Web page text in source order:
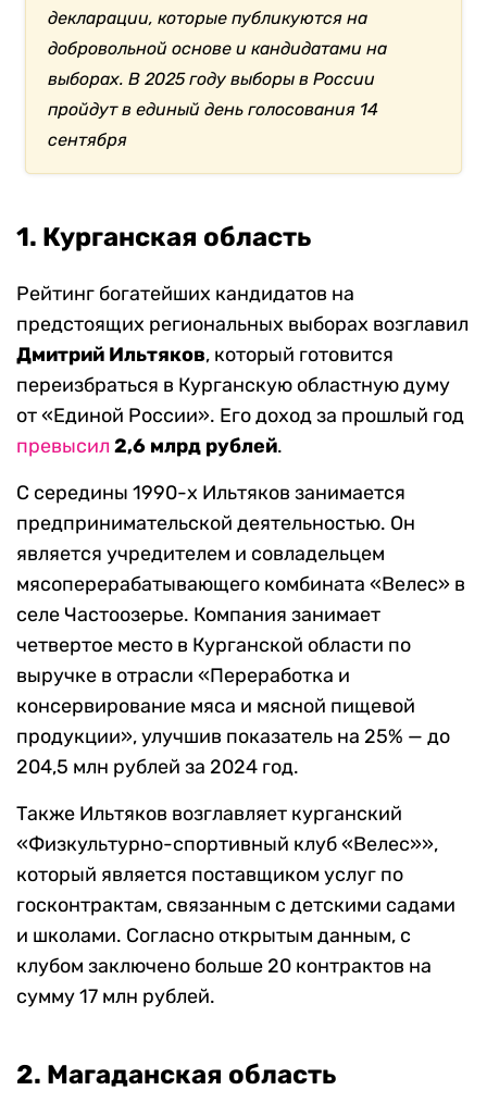
декларации, которые публикуются на
добровольной основе и кандидатами на
выборах. В 2025 году выборы в России
пройдут в единый день голосования 14
сентября
1. Курганская область
Рейтинг богатейших кандидатов на
предстоящих региональных выборах возглавил
Дмитрий Ильтяков, который готовится
переизбраться в Курганскую областную думу
от «Единой России». Его доход за прошлый год
превысил 2,6 млрд рублей.
С середины 1990-х Ильтяков занимается
предпринимательской деятельностью. Он
является учредителем и совладельцем
мясоперерабатывающего комбината «Велес» в
селе Частоозерье. Компания занимает
четвертое место в Курганской области по
выручке в отрасли «Переработка и
консервирование мяса и мясной пищевой
продукции», улучшив показатель на 25% — до
204,5 млн рублей за 2024 год.
Также Ильтяков возглавляет курганский
«Физкультурно-спортивный клуб «Велес»»,
который является поставщиком услуг по
госконтрактам, связанным с детскими садами
и школами. Согласно открытым данным, с
клубом заключено больше 20 контрактов на
сумму 17 млн рублей.
2. Магаданская область